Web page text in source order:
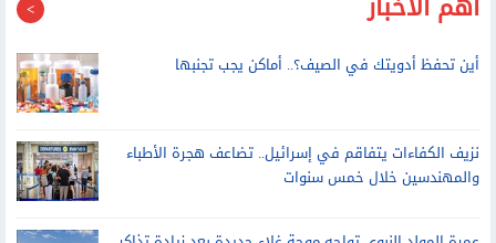
أهم الأخبار
أين تحفظ أدويتك في الصيف؟.. أماكن يجب تجنبها
نزيف الكفاءات يتفاقم في إسرائيل.. تضاعف هجرة الأطباء
والمهندسين خلال خمس سنوات